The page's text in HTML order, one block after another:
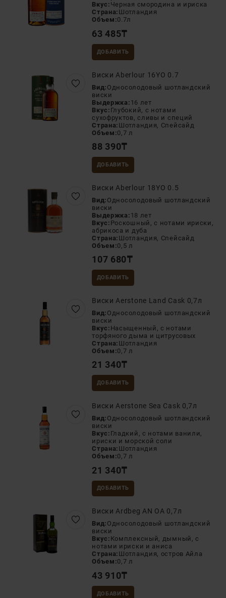
Вкус: Черная смородина и ириска
Страна: Шотландия
Объем:0.7л
63 485₸
ДОБАВИТЬ
Виски Aberlour 16YO 0.7
Вид: Односолодовый шотландский
виски
Выдержка: 16 лет
Вкус: Глубокий, с нотами
сухофруктов, сливы и специй
Страна: Шотландия, Спейсайд
Объем:0,7 л
88 390₸
ДОБАВИТЬ
Виски Aberlour 18YO 0.5
Вид: Односолодовый шотландский
виски
Выдержка: 18 лет
Вкус: Роскошный, с нотами ириски,
абрикоса и дуба
Страна: Шотландия, Спейсайд
Объем:0,5 л
107 680₸
ДОБАВИТЬ
Виски Aerstone Land Cask 0,7л
Вид: Односолодовый шотландский
виски
Вкус: Насыщенный, с нотами
торфяного дыма и цитрусовых
Страна: Шотландия
Объем:0,7 л
21 340₸
ДОБАВИТЬ
Виски Aerstone Sea Cask 0,7л
Вид: Односолодовый шотландский
виски
Вкус: Гладкий, с нотами ванили,
ириски и морской соли
Страна: Шотландия
Объем:0,7 л
21 340₸
ДОБАВИТЬ
Виски Ardbeg AN OA 0,7л
Вид: Односолодовый шотландский
виски
Вкус: Комплексный, дымный, с
нотами ириски и аниса
Страна: Шотландия, остров Айла
Объем:0,7 л
43 910₸
ДОБАВИТЬ